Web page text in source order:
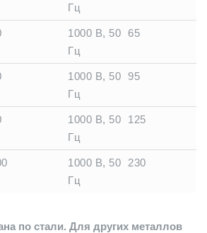
Гц
1000 В, 50
Гц
65
1000 В, 50
Гц
95
1000 В, 50
Гц
125
1000 В, 50
Гц
230
по стали. Для других металлов